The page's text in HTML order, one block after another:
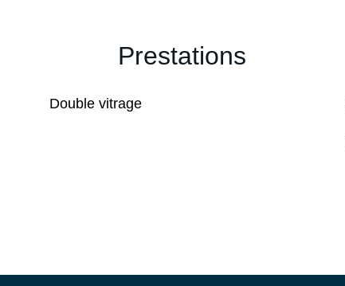
Prestations
Double vitrage